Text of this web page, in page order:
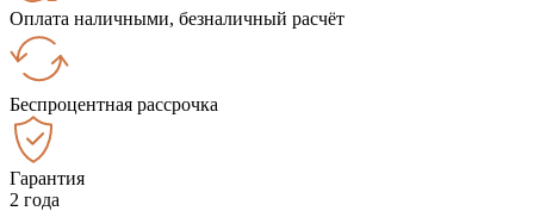
Оплата наличными, безналичный расчёт
Беспроцентная рассрочка
Гарантия
2 года